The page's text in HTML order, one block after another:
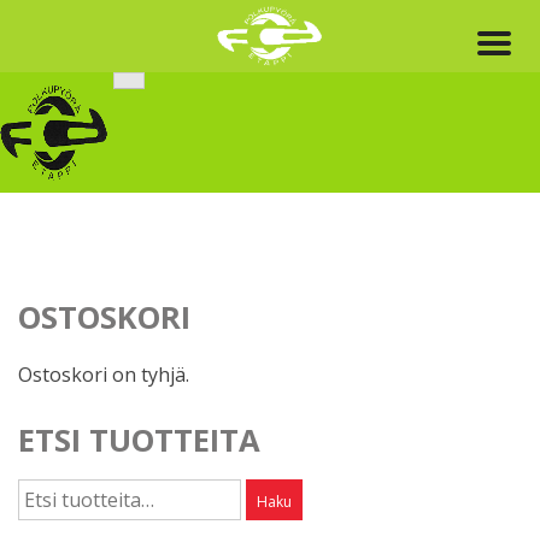
content
OSTOSKORI
Ostoskori on tyhjä.
ETSI TUOTTEITA
Etsi: Haku